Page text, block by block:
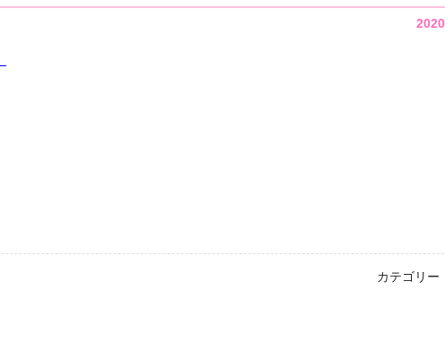
カテゴリー